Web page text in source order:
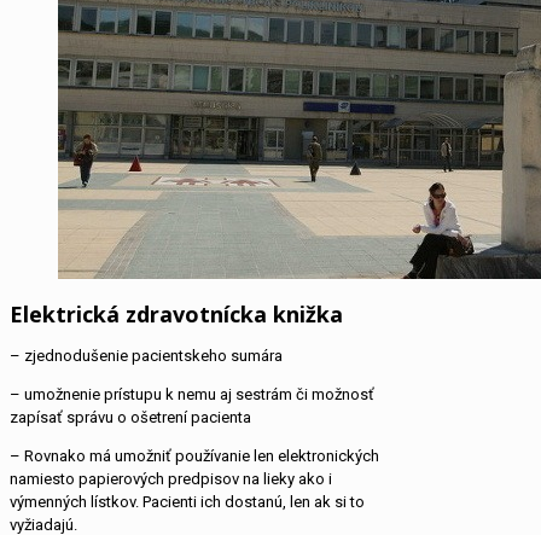
Elektrická zdravotnícka knižka
– zjednodušenie pacientskeho sumára
– umožnenie prístupu k nemu aj sestrám či možnosť
zapísať správu o ošetrení pacienta
– Rovnako má umožniť používanie len elektronických
namiesto papierových predpisov na lieky ako i
výmenných lístkov. Pacienti ich dostanú, len ak si to
vyžiadajú.